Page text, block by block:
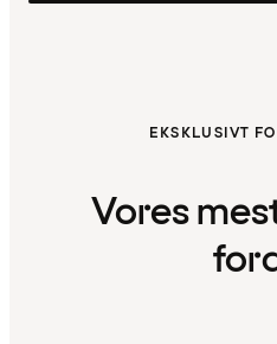
EKSKLUSIVT
Vores